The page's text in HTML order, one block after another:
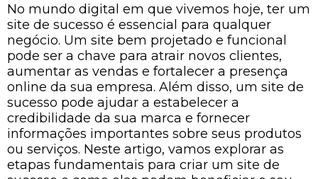
No mundo digital em que vivemos hoje, ter um
site de sucesso é essencial para qualquer
negócio. Um site bem projetado e funcional
pode ser a chave para atrair novos clientes,
aumentar as vendas e fortalecer a presença
online da sua empresa. Além disso, um site de
sucesso pode ajudar a estabelecer a
credibilidade da sua marca e fornecer
informações importantes sobre seus produtos
ou serviços. Neste artigo, vamos explorar as
etapas fundamentais para criar um site de